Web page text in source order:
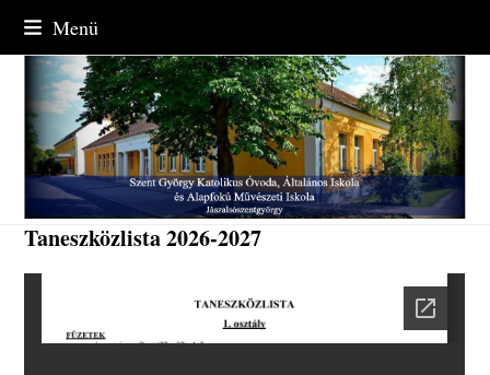
content
Menü
Taneszközlista 2026-2027